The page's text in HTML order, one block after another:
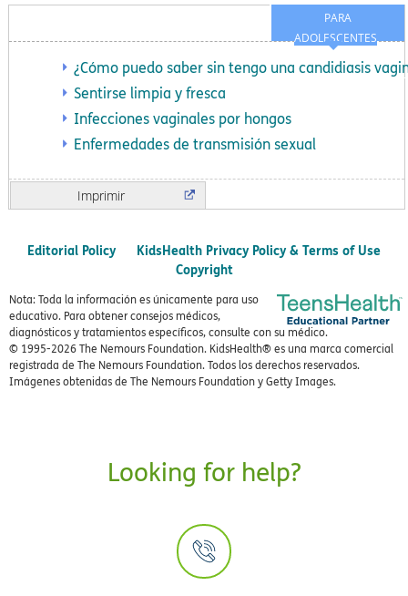
PARA
ADOLESCENTES
¿Cómo puedo saber sin tengo una candidiasis
Sentirse limpia y fresca
Infecciones vaginales por hongos
Enfermedades de transmisión sexual
Imprimir
Editorial Policy
KidsHealth Privacy Policy & Terms of Use
Copyright
Nota: Toda la información es únicamente para uso
educativo. Para obtener consejos médicos,
diagnósticos y tratamientos específicos, consulte con su médico.
© 1995-2026 The Nemours Foundation. KidsHealth® es una marca comercial
registrada de The Nemours Foundation. Todos los derechos reservados.
Imágenes obtenidas de The Nemours Foundation y Getty Images.
Looking for help?